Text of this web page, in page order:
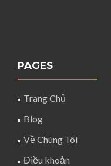
PAGES
Trang Chủ
Blog
Về Chúng Tôi
Điều khoản